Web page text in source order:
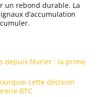
un rebond durable. La
d’accumulation
depuis février : la prime
cette décision
BTC